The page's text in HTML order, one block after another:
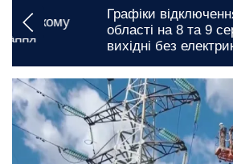
Графіки відключення світла у
області на 8 та 9 серпня: де
вихідні без електрики
сьогодні, 11:00